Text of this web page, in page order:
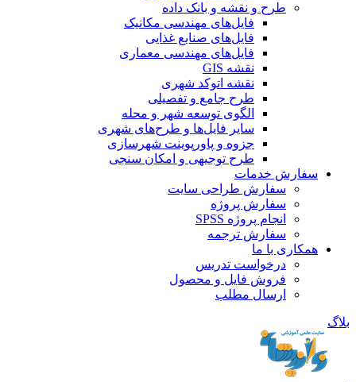
طرح و نقشه و بانک داده
فایل‌های مهندسی مکانیک
فایل‌های صنایع غذایی
فایل‌های مهندسی معماری
نقشه GIS
نقشه اتوکد شهری
طرح جامع و تفصیلی
الگوی توسعه شهر و محله
سایر فایل‌ها و طرح‌های شهری
جزوه و پاورپوینت شهرسازی
طرح توجیهی و امکان سنجی
سفارش خدمات
سفارش طراحی سایت
سفارش پروژه
انجام پروژه SPSS
سفارش ترجمه
همکاری با ما
درخواست تدریس
فروش فایل و محصول
ارسال مطلب